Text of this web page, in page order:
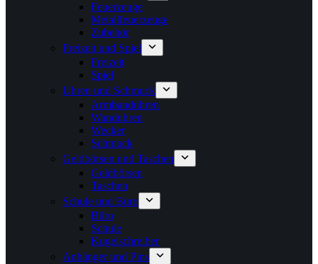
Feuerzeuge
Metallfeuerzeuge
Zubehör
Freizeit und Spiel
Freizeit
Spiel
Uhren und Schmuck
Armbanduhren
Wanduhren
Wecker
Schmuck
Geldbörsen und Taschen
Geldbörsen
Taschen
Schule und Büro
Büro
Schule
Kugelschreiber
Anhänger und Pins